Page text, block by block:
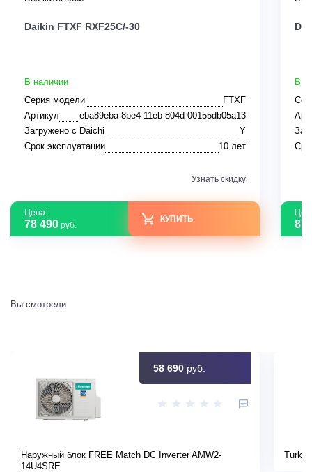
Daikin FTXF RXF25C/-30
В наличии
Серия модели
FTXF
Артикул
eba89eba-8be4-11eb-804d-00155db05a13
Загружено с Daichi
Y
Срок эксплуатации
10 лет
Узнать скидку
Цена:
78 490 руб.
КУПИТЬ
В
87
Вы смотрели
58 690 руб.
Наружный блок FREE Match DC Inverter AMW2-
14U4SRE